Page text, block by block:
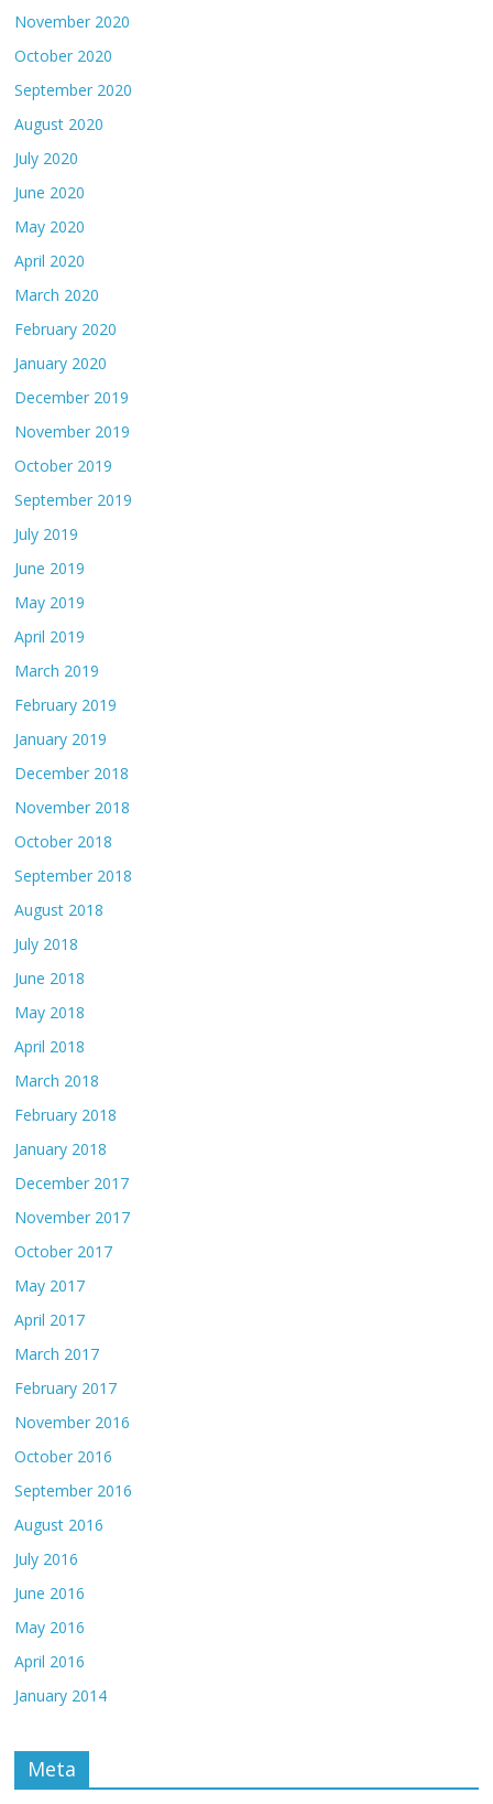
November 2020
October 2020
September 2020
August 2020
July 2020
June 2020
May 2020
April 2020
March 2020
February 2020
January 2020
December 2019
November 2019
October 2019
September 2019
July 2019
June 2019
May 2019
April 2019
March 2019
February 2019
January 2019
December 2018
November 2018
October 2018
September 2018
August 2018
July 2018
June 2018
May 2018
April 2018
March 2018
February 2018
January 2018
December 2017
November 2017
October 2017
May 2017
April 2017
March 2017
February 2017
November 2016
October 2016
September 2016
August 2016
July 2016
June 2016
May 2016
April 2016
January 2014
Meta